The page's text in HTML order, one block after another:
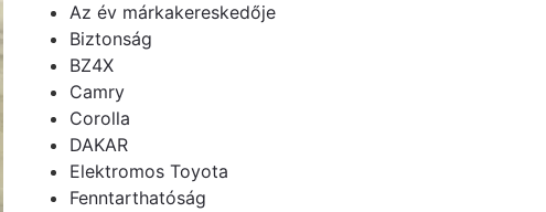
Az év márkakereskedője
Biztonság
BZ4X
Camry
Corolla
DAKAR
Elektromos Toyota
Fenntarthatóság